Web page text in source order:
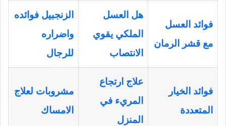
فوائد العسل
مع قشر الرمان
هل العسل
الملكي يقوي
الانتصاب
الزنجبيل فوائده
واضراره
للرجال
فوائد الخيار
المتعددة
علاج ارتجاع
المريء في
المنزل
مشروبات لعلاج
الامساك